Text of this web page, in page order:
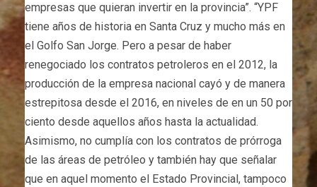
empresas que quieran invertir en la provincia”. “YPF
tiene años de historia en Santa Cruz y mucho más en
el Golfo San Jorge. Pero a pesar de haber
renegociado los contratos petroleros en el 2012, la
producción de la empresa nacional cayó y de manera
estrepitosa desde el 2016, en niveles de en un 50 por
ciento desde aquellos años hasta la actualidad.
Asimismo, no cumplía con los contratos de prórroga
de las áreas de petróleo y también hay que señalar
que en aquel momento el Estado Provincial, tampoco